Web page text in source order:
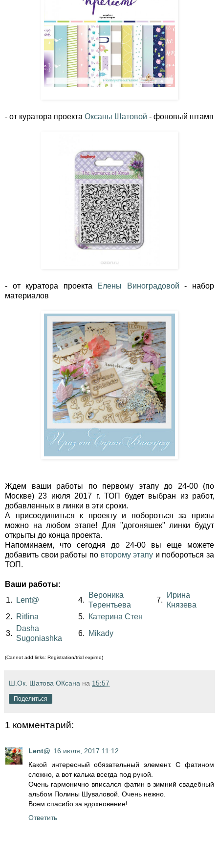
- от куратора проекта Оксаны Шатовой - фоновый штамп
- от куратора проекта Елены Виноградовой - набор
материалов
Ждем ваши работы по первому этапу до 24-00 (по
Москве) 23 июля 2017 г. ТОП будет выбран из работ,
добавленных в линки в эти сроки.
А присоединиться к проекту и побороться за призы
можно на любом этапе! Для "догоняшек" линки будут
открыты до конца проекта.
Напоминаем, что сегодня до 24-00 вы еще можете
добавить свои работы по второму этапу и побороться за
ТОП.
Ваши работы:
1.
Lent@ 4.
Вероника
Терентьева
7.
Ирина
Князева
2.
Ritlina 5.
Катерина Стен
3.
Dasha
Sugoniashka
6. Mikady
(Cannot add links: Registration/trial expired)
Ш.Ок. Шатова ОКсана на 15:57
Поделиться
1 комментарий:
Lent@ 16 июля, 2017 11:12
Какой интересный обязательный элемент. С фатином
сложно, а вот калька всегда под рукой.
Очень гармонично вписался фатин в зимний свадебный
альбом Полины Шуваловой. Очень нежно.
Всем спасибо за вдохновение!
Ответить